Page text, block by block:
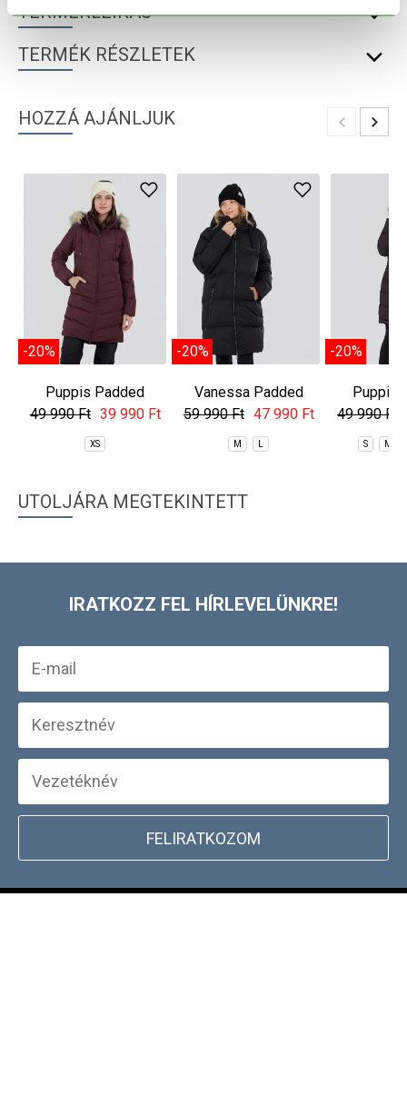
TERMÉKLEÍRÁS
TERMÉK RÉSZLETEK
HOZZÁ AJÁNLJUK
-20%
Puppis Padded
Jacket
49 990 Ft 39 990 Ft
XS
-20%
Vanessa Padded
Jacket
59 990 Ft 47 990 Ft
M
-20%
Puppis
49 990 Ft
S M
UTOLJÁRA MEGTEKINTETT
IRATKOZZ FEL HÍRLEVELÜNKRE!
FELIRATKOZOM